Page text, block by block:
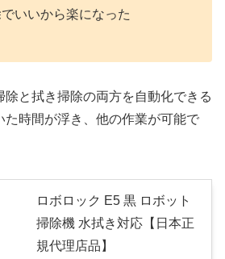
いいから楽になった
と拭き掃除の両方を自動化できる
た時間が浮き、他の作業が可能で
ロボロック E5 黒 ロボット
掃除機 水拭き対応【日本正
規代理店品】